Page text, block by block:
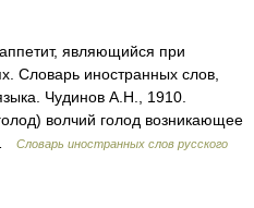
являющийся при
Словарь иностранных слов,
Чудинов А.Н., 1910.
волчий голод возникающее
Словарь иностранных слов русского